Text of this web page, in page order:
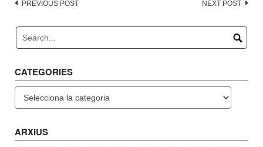
Post
PREVIOUS POST NEXT POST
CATEGORIES
ARXIUS